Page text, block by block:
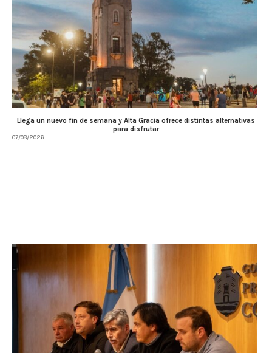
Llega un nuevo fin de semana y Alta Gracia ofrece distintas alternativas
para disfrutar
07/08/2026